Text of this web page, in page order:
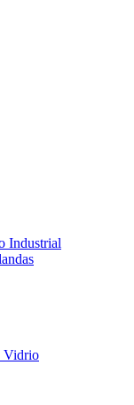
Industrial
Vidrio